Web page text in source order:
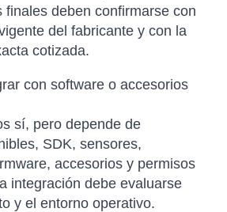
finales deben confirmarse con
del fabricante y con la
cotizada.
con software o accesorios
sí, pero depende de
SDK, sensores,
accesorios y permisos
integración debe evaluarse
y el entorno operativo.